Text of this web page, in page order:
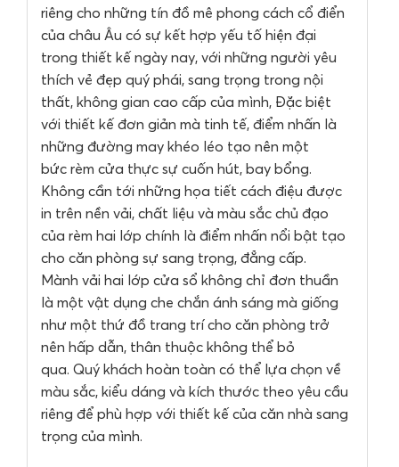
riêng cho những tín đồ mê phong cách cổ điển
của châu Âu có sự kết hợp yếu tố hiện đại
trong thiết kế ngày nay, với những người yêu
thích vẻ đẹp quý phái, sang trọng trong nội
thất, không gian cao cấp của mình, Đặc biệt
với thiết kế đơn giản mà tinh tế, điểm nhấn là
những đường may khéo léo tạo nên một
bức rèm cửa thực sự cuốn hút, bay bổng.
Không cần tới những họa tiết cách điệu được
in trên nền vải, chất liệu và màu sắc chủ đạo
của rèm hai lớp chính là điểm nhấn nổi bật tạo
cho căn phòng sự sang trọng, đẳng cấp.
Mành vải hai lớp cửa sổ không chỉ đơn thuần
là một vật dụng che chắn ánh sáng mà giống
như một thứ đồ trang trí cho căn phòng trở
nên hấp dẫn, thân thuộc không thể bỏ
qua. Quý khách hoàn toàn có thể lựa chọn về
màu sắc, kiểu dáng và kích thước theo yêu cầu
riêng để phù hợp với thiết kế của căn nhà sang
trọng của mình.